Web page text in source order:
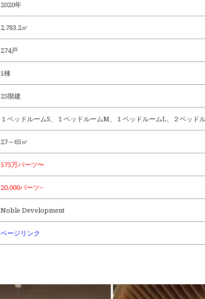
2020年
2,783.2㎡
274戸
1棟
25階建
１ベッドルームS、１ベッドルームM、１ベッドルームL、２ベッド
27～65㎡
575万バーツ〜
20,000バーツ~
Noble Development
ページリンク